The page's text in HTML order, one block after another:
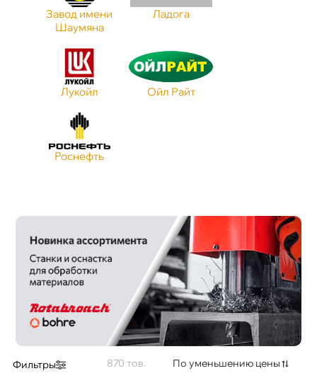
Завод имени
Шаумяна
Ладога
Лукойл Ойл Райт
Роснефть
Фильтры 870 По уменьшению цены